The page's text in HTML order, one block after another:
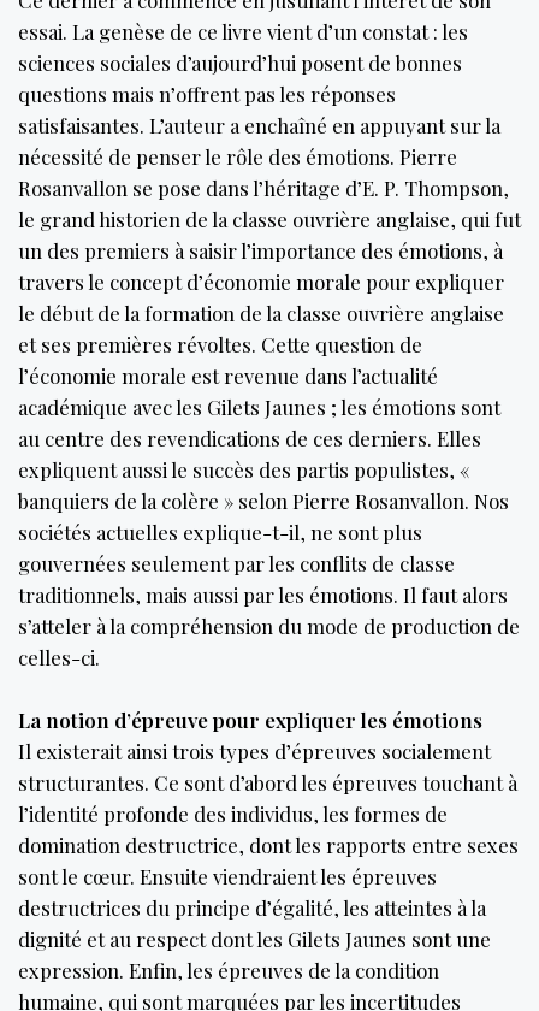
essai. La genèse de ce livre vient d’un constat : les
sciences sociales d’aujourd’hui posent de bonnes
questions mais n’offrent pas les réponses
satisfaisantes. L’auteur a enchaîné en appuyant sur la
nécessité de penser le rôle des émotions. Pierre
Rosanvallon se pose dans l’héritage d’E. P. Thompson,
le grand historien de la classe ouvrière anglaise, qui fut
un des premiers à saisir l’importance des émotions, à
travers le concept d’économie morale pour expliquer
le début de la formation de la classe ouvrière anglaise
et ses premières révoltes. Cette question de
l’économie morale est revenue dans l’actualité
académique avec les Gilets Jaunes ; les émotions sont
au centre des revendications de ces derniers. Elles
expliquent aussi le succès des partis populistes, «
banquiers de la colère » selon Pierre Rosanvallon. Nos
sociétés actuelles explique-t-il, ne sont plus
gouvernées seulement par les conflits de classe
traditionnels, mais aussi par les émotions. Il faut alors
s’atteler à la compréhension du mode de production de
celles-ci.
La notion d’épreuve pour expliquer les émotions
Il existerait ainsi trois types d’épreuves socialement
structurantes. Ce sont d’abord les épreuves touchant à
l’identité profonde des individus, les formes de
domination destructrice, dont les rapports entre sexes
sont le cœur. Ensuite viendraient les épreuves
destructrices du principe d’égalité, les atteintes à la
dignité et au respect dont les Gilets Jaunes sont une
expression. Enfin, les épreuves de la condition
humaine, qui sont marquées par les incertitudes